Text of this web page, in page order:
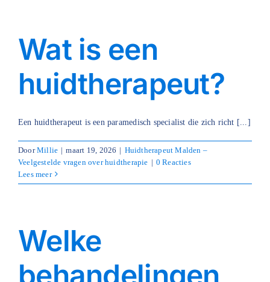
Wat is een
huidtherapeut?
Een huidtherapeut is een paramedisch specialist die zich richt [...]
DoorMillie | maart 19, 2026 | Huidtherapeut Malden –
Veelgestelde vragen over huidtherapie | 0 Reacties
Lees meer
Welke